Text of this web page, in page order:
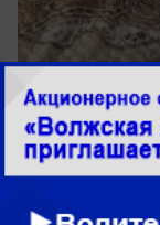
вчера в 15:30